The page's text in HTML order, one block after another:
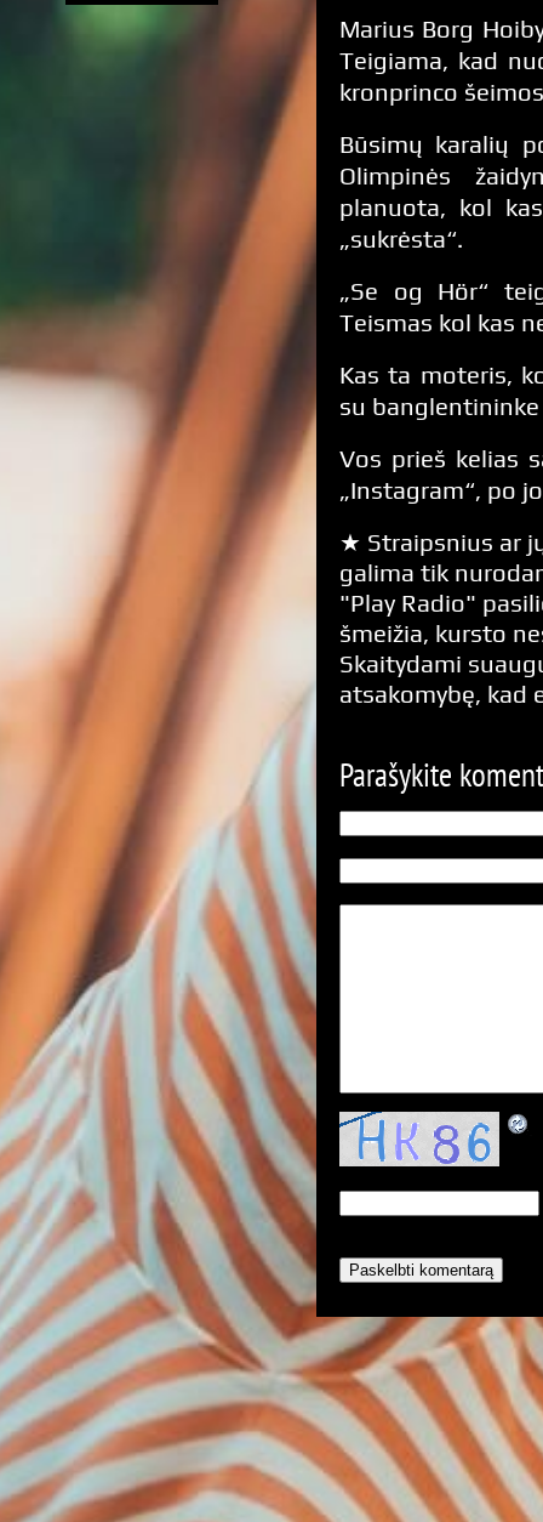
Marius Borg
Teigiama, kad
kronprinco
Būsimų karalių
Olimpinės
planuota, kol
„sukrėsta“.
„Se og Hör“
Teismas kol kas
Kas ta moteris,
su banglentininke
Vos prieš kelias
„Instagram“, po
★ Straipsnius ar
galima tik
"Play Radio"
šmeižia, kursto
Skaitydami
atsakomybę, kad
Parašykite